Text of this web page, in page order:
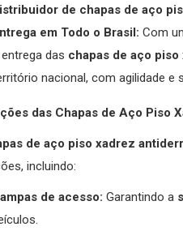
de chapas de aço
em Todo o Brasil: Com
das chapas de aço
nacional, com agilidade e
das Chapas de Aço Piso
de aço piso xadrez
incluindo:
de acesso: Garantindo a